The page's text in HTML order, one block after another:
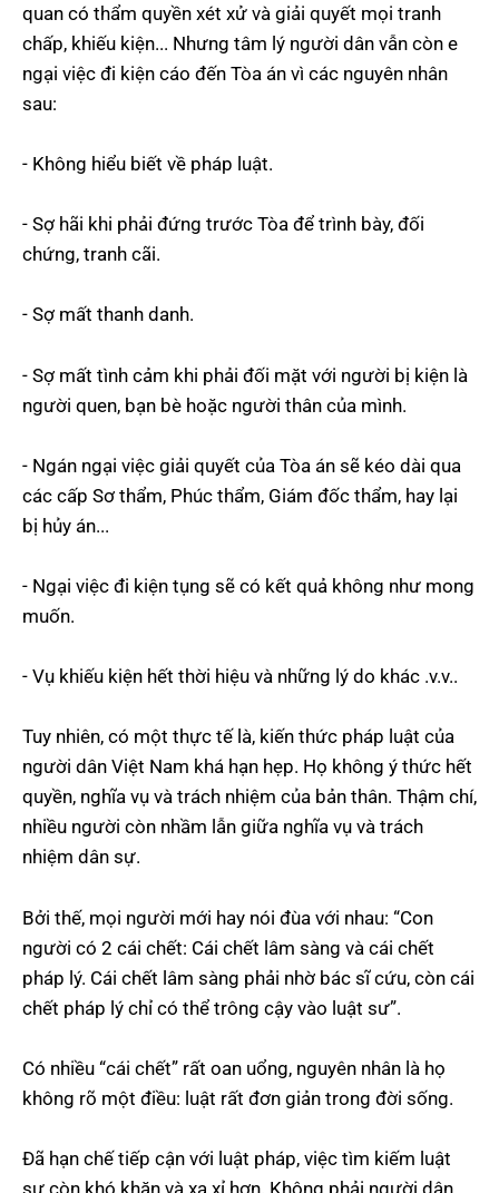
quan có thẩm quyền xét xử và giải quyết mọi tranh
chấp, khiếu kiện... Nhưng tâm lý người dân vẫn còn e
ngại việc đi kiện cáo đến Tòa án vì các nguyên nhân
sau:
- Không hiểu biết về pháp luật.
- Sợ hãi khi phải đứng trước Tòa để trình bày, đối
chứng, tranh cãi.
- Sợ mất thanh danh.
- Sợ mất tình cảm khi phải đối mặt với người bị kiện là
người quen, bạn bè hoặc người thân của mình.
- Ngán ngại việc giải quyết của Tòa án sẽ kéo dài qua
các cấp Sơ thẩm, Phúc thẩm, Giám đốc thẩm, hay lại
bị hủy án...
- Ngại việc đi kiện tụng sẽ có kết quả không như mong
muốn.
- Vụ khiếu kiện hết thời hiệu và những lý do khác .v.v..
Tuy nhiên, có một thực tế là, kiến thức pháp luật của
người dân Việt Nam khá hạn hẹp. Họ không ý thức hết
quyền, nghĩa vụ và trách nhiệm của bản thân. Thậm chí,
nhiều người còn nhầm lẫn giữa nghĩa vụ và trách
nhiệm dân sự.
Bởi thế, mọi người mới hay nói đùa với nhau: “Con
người có 2 cái chết: Cái chết lâm sàng và cái chết
pháp lý. Cái chết lâm sàng phải nhờ bác sĩ cứu, còn cái
chết pháp lý chỉ có thể trông cậy vào luật sư”.
Có nhiều “cái chết” rất oan uổng, nguyên nhân là họ
không rõ một điều: luật rất đơn giản trong đời sống.
Đã hạn chế tiếp cận với luật pháp, việc tìm kiếm luật
sư còn khó khăn và xa xỉ hơn. Không phải người dân